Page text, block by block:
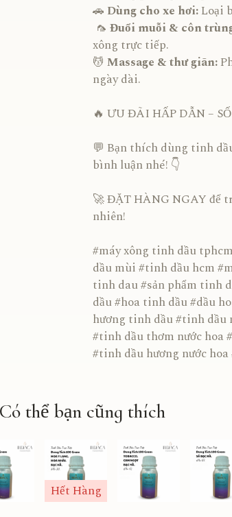
🚗 Dùng cho xe hơi:Loại
🦟 Đuổi muỗi & côn
xông trực tiếp.
💆 Massage & thư giãn:
ngày dài.
🔥 ƯU ĐÃI HẤP DẪN –
💬 Bạn thích dùng tinh
bình luận nhé! 👇
🚀 ĐẶT HÀNG NGAY để
nhiên!
#máy xông tinh dầu
dầu mùi #tinh dầu hcm
tinh dau #sản phẩm tinh
dầu #hoa tinh dầu #dầu
hương tinh dầu #tinh
#tinh dầu thơm nước hoa
#tinh dầu hương nước
Có thể bạn cũng thích
Hết Hàng